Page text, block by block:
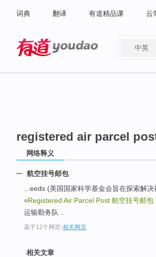
词典 翻译 有道精品课 云
中英
registered air parcel
网络释义
航空挂号邮包
...eeds (美国国家科学基金会旨在探索解
=Registered Air Parcel Post 航空挂号邮包
运输勤务队 ..
基于12个网页-相关网页
相关文章